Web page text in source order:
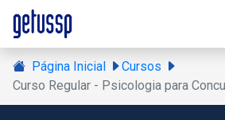
Página Inicial
Cursos
Curso Regular - Psicologia para